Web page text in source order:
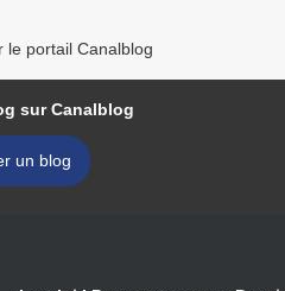
le portail Canalblog
sur Canalblog
un blog